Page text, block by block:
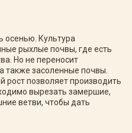
осенью. Культура
рыхлые почвы, где есть
Но не переносит
также засоленные почвы.
рост позволяет производить
вырезать замершие,
ветви, чтобы дать